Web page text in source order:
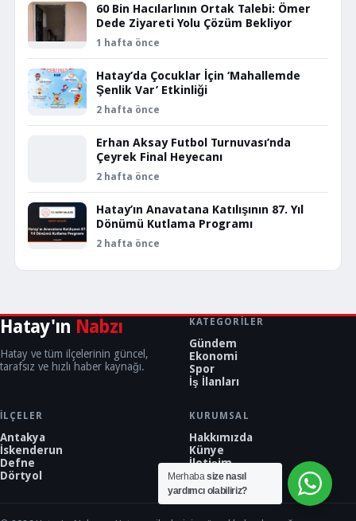
60 Bin Hacılarlının Ortak Talebi: Ömer
Dede Ziyareti Yolu Çözüm Bekliyor
1 hafta önce
Hatay’da Çocuklar İçin ‘Mahallemde
Şenlik Var’ Etkinliği
2 hafta önce
Erhan Aksay Futbol Turnuvası’nda
Çeyrek Final Heyecanı
2 hafta önce
Hatay’ın Anavatana Katılışının 87. Yıl
Dönümü Kutlama Programı
2 hafta önce
Hatay'ın Nabzı
Hatay ve tüm ilçelerinin güncel,
tarafsız ve hızlı haber kaynağı.
KATEGORILER
Gündem
Ekonomi
Spor
İş İlanları
İLÇELER
Antakya
İskenderun
Defne
Dörtyol
KURUMSAL
Hakkımızda
Künye
İletişim
Merhabasize nasıl
yardımcı olabiliriz?